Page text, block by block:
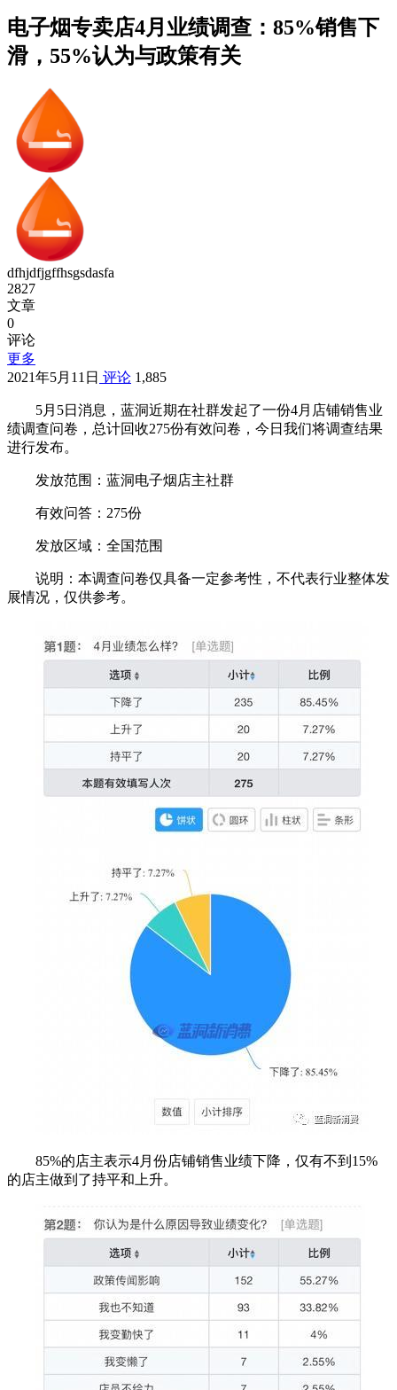
电子烟专卖店4月业绩调查：85%销售下
滑，55%认为与政策有关
dfhjdfjgffhsgsdasfa
2827
文章
0
评论
更多
2021年5月11日 评论 1,885
5月5日消息，蓝洞近期在社群发起了一份4月店铺销售业
绩调查问卷，总计回收275份有效问卷，今日我们将调查结果
进行发布。
发放范围：蓝洞电子烟店主社群
有效问答：275份
发放区域：全国范围
说明：本调查问卷仅具备一定参考性，不代表行业整体发
展情况，仅供参考。
85%的店主表示4月份店铺销售业绩下降，仅有不到15%
的店主做到了持平和上升。